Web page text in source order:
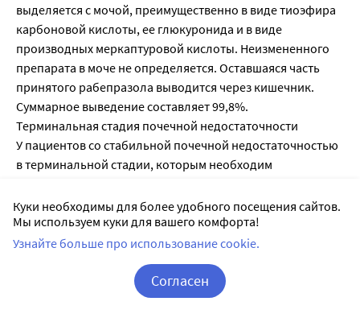
выделяется с мочой, преимущественно в виде тиоэфира
карбоновой кислоты, ее глюкуронида и в виде
производных меркаптуровой кислоты. Неизмененного
препарата в моче не определяется. Оставшаяся часть
принятого рабепразола выводится через кишечник.
Суммарное выведение составляет 99,8%.
Терминальная стадия почечной недостаточности
У пациентов со стабильной почечной недостаточностью
в терминальной стадии, которым необходим
<5мл/мин/1,73 м2), выведение рабепразола схоже с
таковым для здоровых добровольцев. AUC и Сmах у этих
пациентов были примерно на 35% ниже, чем у здоровых
добровольцев. В среднем Т1/2 рабепразола составлял
0,82 часа у здоровых добровольцев, 0,95 часа - у
пациентов во время гемодиализа и 3,6 часа после
Куки необходимы для более удобного посещения сайтов.
Мы используем куки для вашего комфорта!
Узнайте больше про использование cookie.
Согласен